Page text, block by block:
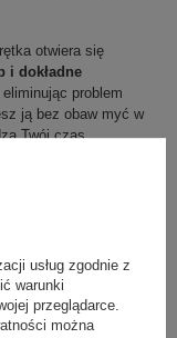
otwiera się
i dokładne
problem
ją bez obaw myć w
Twój czas.
Contigo –
przed
liczyć.
usług zgodnie z
warunki
przeglądarce.
można